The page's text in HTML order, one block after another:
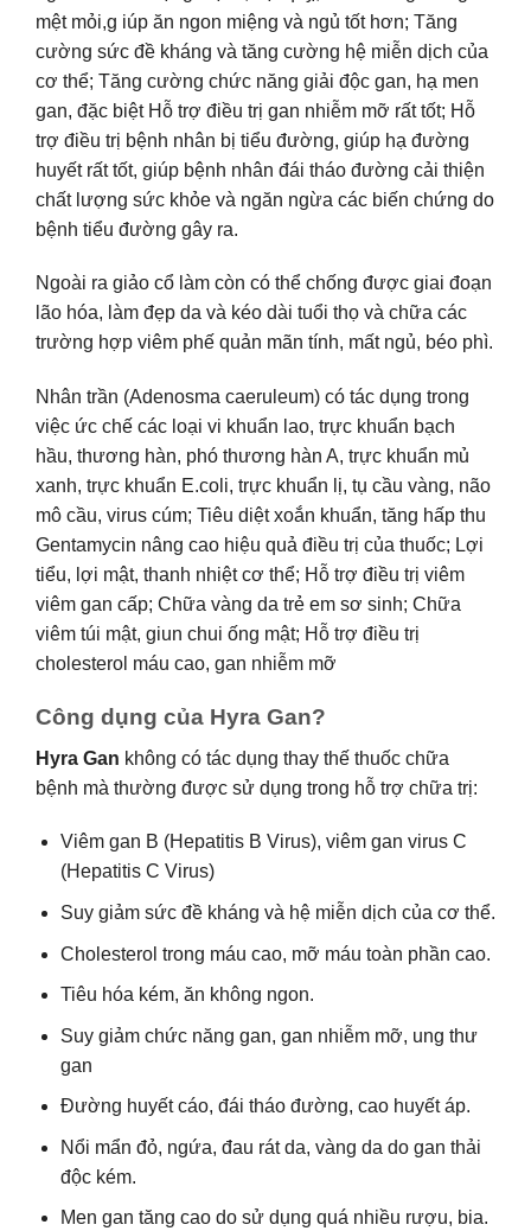
mệt mỏi,g iúp ăn ngon miệng và ngủ tốt hơn; Tăng
cường sức đề kháng và tăng cường hệ miễn dịch của
cơ thể; Tăng cường chức năng giải độc gan, hạ men
gan, đặc biệt Hỗ trợ điều trị gan nhiễm mỡ rất tốt; Hỗ
trợ điều trị bệnh nhân bị tiểu đường, giúp hạ đường
huyết rất tốt, giúp bệnh nhân đái tháo đường cải thiện
chất lượng sức khỏe và ngăn ngừa các biến chứng do
bệnh tiểu đường gây ra.
Ngoài ra giảo cổ làm còn có thể chống được giai đoạn
lão hóa, làm đẹp da và kéo dài tuổi thọ và chữa các
trường hợp viêm phế quản mãn tính, mất ngủ, béo phì.
Nhân trần (Adenosma caeruleum) có tác dụng trong
việc ức chế các loại vi khuẩn lao, trực khuẩn bạch
hầu, thương hàn, phó thương hàn A, trực khuẩn mủ
xanh, trực khuẩn E.coli, trực khuẩn lị, tụ cầu vàng, não
mô cầu, virus cúm; Tiêu diệt xoắn khuẩn, tăng hấp thu
Gentamycin nâng cao hiệu quả điều trị của thuốc; Lợi
tiểu, lợi mật, thanh nhiệt cơ thể; Hỗ trợ điều trị viêm
viêm gan cấp; Chữa vàng da trẻ em sơ sinh; Chữa
viêm túi mật, giun chui ống mật; Hỗ trợ điều trị
cholesterol máu cao, gan nhiễm mỡ
Công dụng của Hyra Gan?
Hyra Gan không có tác dụng thay thế thuốc chữa
bệnh mà thường được sử dụng trong hỗ trợ chữa trị:
Viêm gan B (Hepatitis B Virus), viêm gan virus C
(Hepatitis C Virus)
Suy giảm sức đề kháng và hệ miễn dịch của cơ thể.
Cholesterol trong máu cao, mỡ máu toàn phần cao.
Tiêu hóa kém, ăn không ngon.
Suy giảm chức năng gan, gan nhiễm mỡ, ung thư
gan
Đường huyết cáo, đái tháo đường, cao huyết áp.
Nổi mẩn đỏ, ngứa, đau rát da, vàng da do gan thải
độc kém.
Men gan tăng cao do sử dụng quá nhiều rượu, bia.